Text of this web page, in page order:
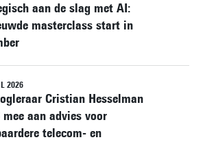
aan de slag met AI:
masterclass start in
2026
Cristian Hesselman
aan advies voor
telecom- en